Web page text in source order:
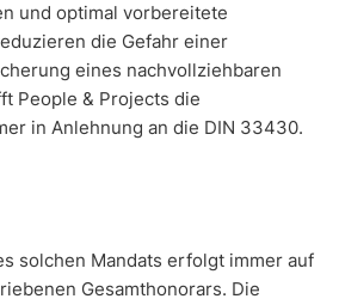
und optimal vorbereitete
die Gefahr einer
eines nachvollziehbaren
People & Projects die
in Anlehnung an die DIN 33430.
solchen Mandats erfolgt immer auf
Gesamthonorars. Die